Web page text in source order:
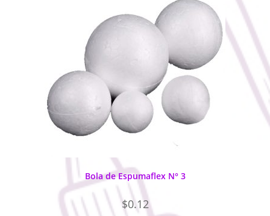
Bola de Espumaflex N° 3
$0.12